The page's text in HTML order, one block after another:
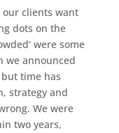
clients want
dots on the
were some
we announced
time has
strategy and
We were
two years,